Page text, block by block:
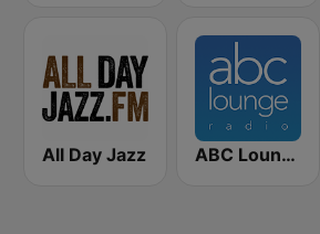
All Day Jazz ABC Lounge Jazz